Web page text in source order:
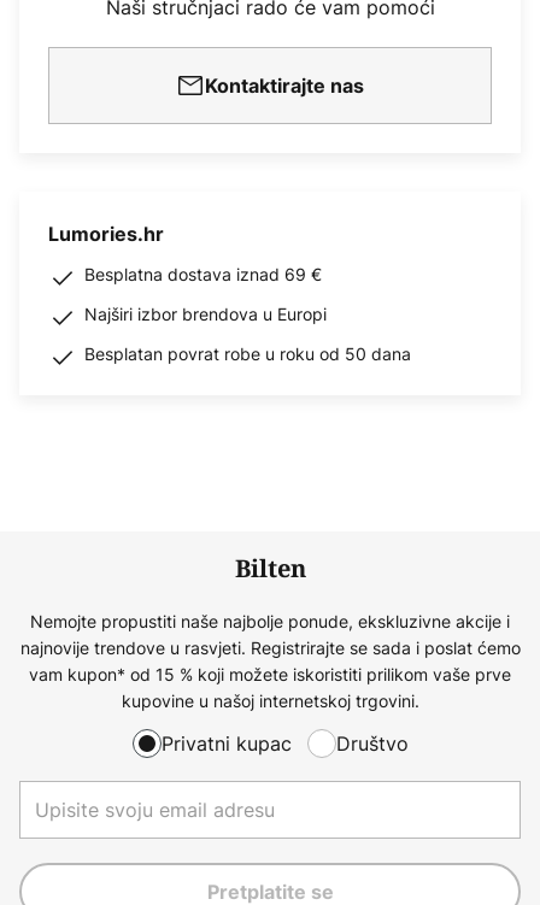
Naši stručnjaci rado će vam pomoći
Kontaktirajte nas
Lumories.hr
Besplatna dostava iznad 69 €
Najširi izbor brendova u Europi
Besplatan povrat robe u roku od 50 dana
Bilten
Nemojte propustiti naše najbolje ponude, ekskluzivne akcije i
najnovije trendove u rasvjeti. Registrirajte se sada i poslat ćemo
vam kupon* od 15 % koji možete iskoristiti prilikom vaše prve
kupovine u našoj internetskoj trgovini.
Privatni kupac Društvo
Pretplatite se